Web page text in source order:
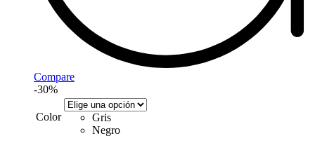
Compare
-30%
Color
Gris
Negro